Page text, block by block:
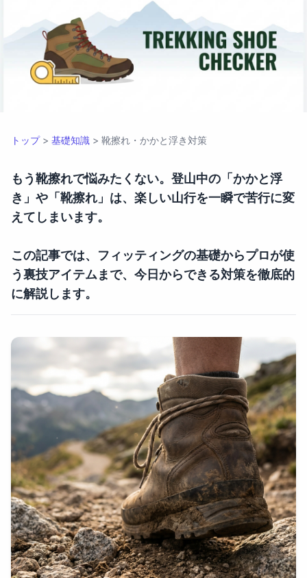
トップ> 基礎知識 > 靴擦れ・かかと浮き対策
もう靴擦れで悩みたくない。登山中の「かかと浮
き」や「靴擦れ」は、楽しい山行を一瞬で苦行に変
えてしまいます。
この記事では、フィッティングの基礎からプロが使
う裏技アイテムまで、今日からできる対策を徹底的
に解説します。